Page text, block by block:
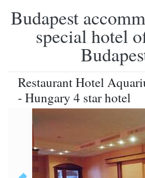
Budapest
special hotel
Restaurant Hotel
- Hungary 4 star hotel